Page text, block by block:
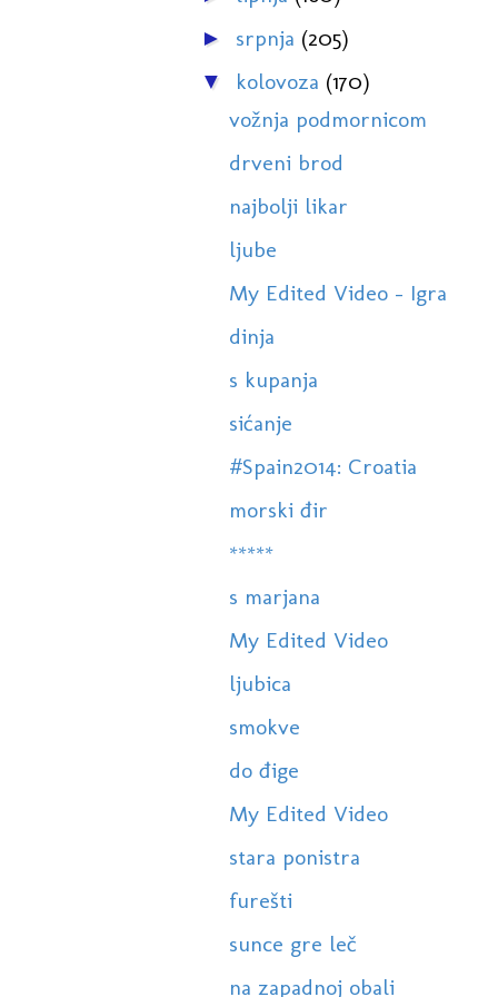
► srpnja (205)
▼ kolovoza (170)
vožnja podmornicom
drveni brod
najbolji likar
ljube
My Edited Video - Igra
dinja
s kupanja
sićanje
#Spain2014: Croatia
morski đir
*****
s marjana
My Edited Video
ljubica
smokve
do đige
My Edited Video
stara ponistra
furešti
sunce gre leč
na zapadnoj obali